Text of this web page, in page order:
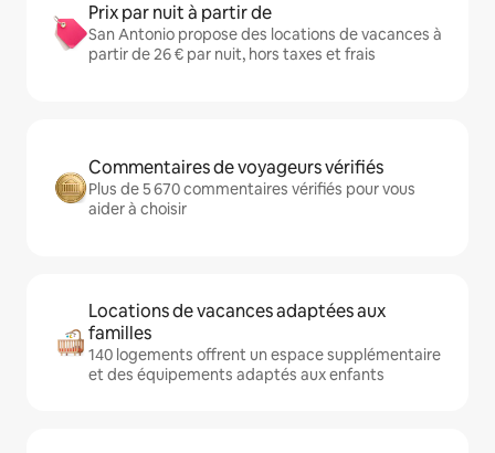
Prix par nuit à partir de
San Antonio propose des locations de vacances à
partir de 26 € par nuit, hors taxes et frais
Commentaires de voyageurs vérifiés
Plus de 5 670 commentaires vérifiés pour vous
aider à choisir
Locations de vacances adaptées aux
familles
140 logements offrent un espace supplémentaire
et des équipements adaptés aux enfants